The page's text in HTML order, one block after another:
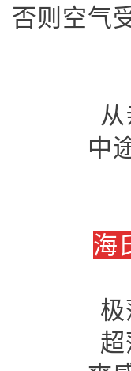
否则空气
中
海